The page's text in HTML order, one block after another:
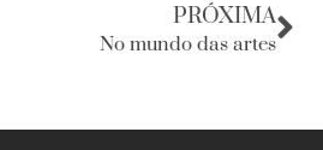
PRÓXIMA
No mundo das artes